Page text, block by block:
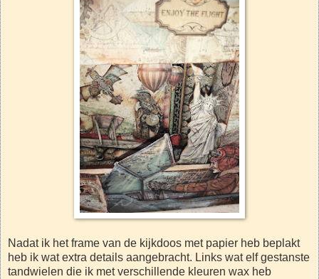
Nadat ik het frame van de kijkdoos met papier heb beplakt
heb ik wat extra details aangebracht. Links wat elf gestanste
tandwielen die ik met verschillende kleuren wax heb